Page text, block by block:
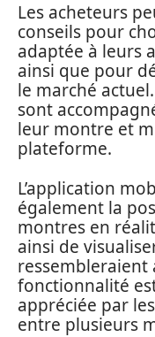
Les acheteurs
conseils pour
adaptée à leurs
ainsi que pour
le marché
sont
leur montre et
plateforme.
L’application
également la
montres en
ainsi de
ressembleraient
fonctionnalité
appréciée par
entre plusieurs